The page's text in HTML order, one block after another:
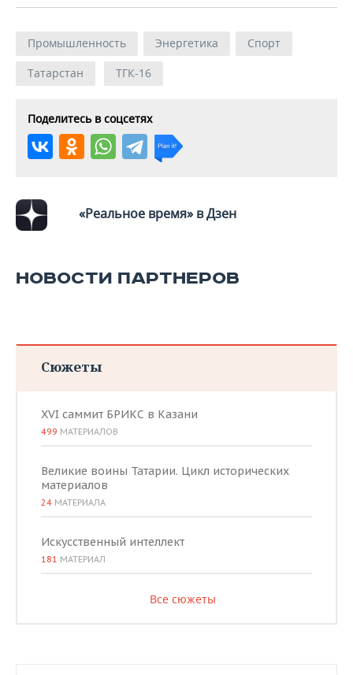
Промышленность Энергетика
Спорт
Татарстан
ТГК-16
Поделитесь в соцсетях
«Реальное время» в Дзен
НОВОСТИ ПАРТНЕРОВ
Сюжеты
XVI саммит БРИКС в Казани
499 МАТЕРИАЛОВ
Великие воины Татарии. Цикл исторических
материалов
24 МАТЕРИАЛА
Искусственный интеллект
181 МАТЕРИАЛ
Все сюжеты